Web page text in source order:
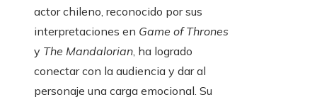
actor chileno, reconocido por sus
interpretaciones en Game of Thrones
y The Mandalorian, ha logrado
conectar con la audiencia y dar al
personaje una carga emocional. Su